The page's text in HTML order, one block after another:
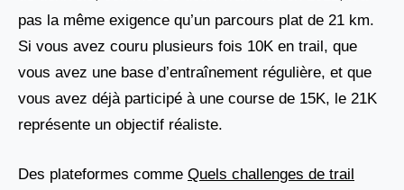
pas la même exigence qu’un parcours plat de 21 km.
Si vous avez couru plusieurs fois 10K en trail, que
vous avez une base d’entraînement régulière, et que
vous avez déjà participé à une course de 15K, le 21K
représente un objectif réaliste.
Des plateformes comme Quels challenges de trail